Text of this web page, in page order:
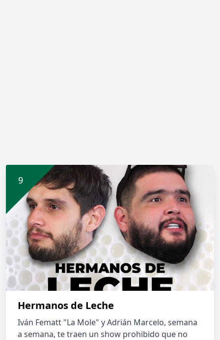
Hermanos de Leche
Iván Fematt "La Mole" y Adrián Marcelo, semana
a semana, te traen un show prohibido que no